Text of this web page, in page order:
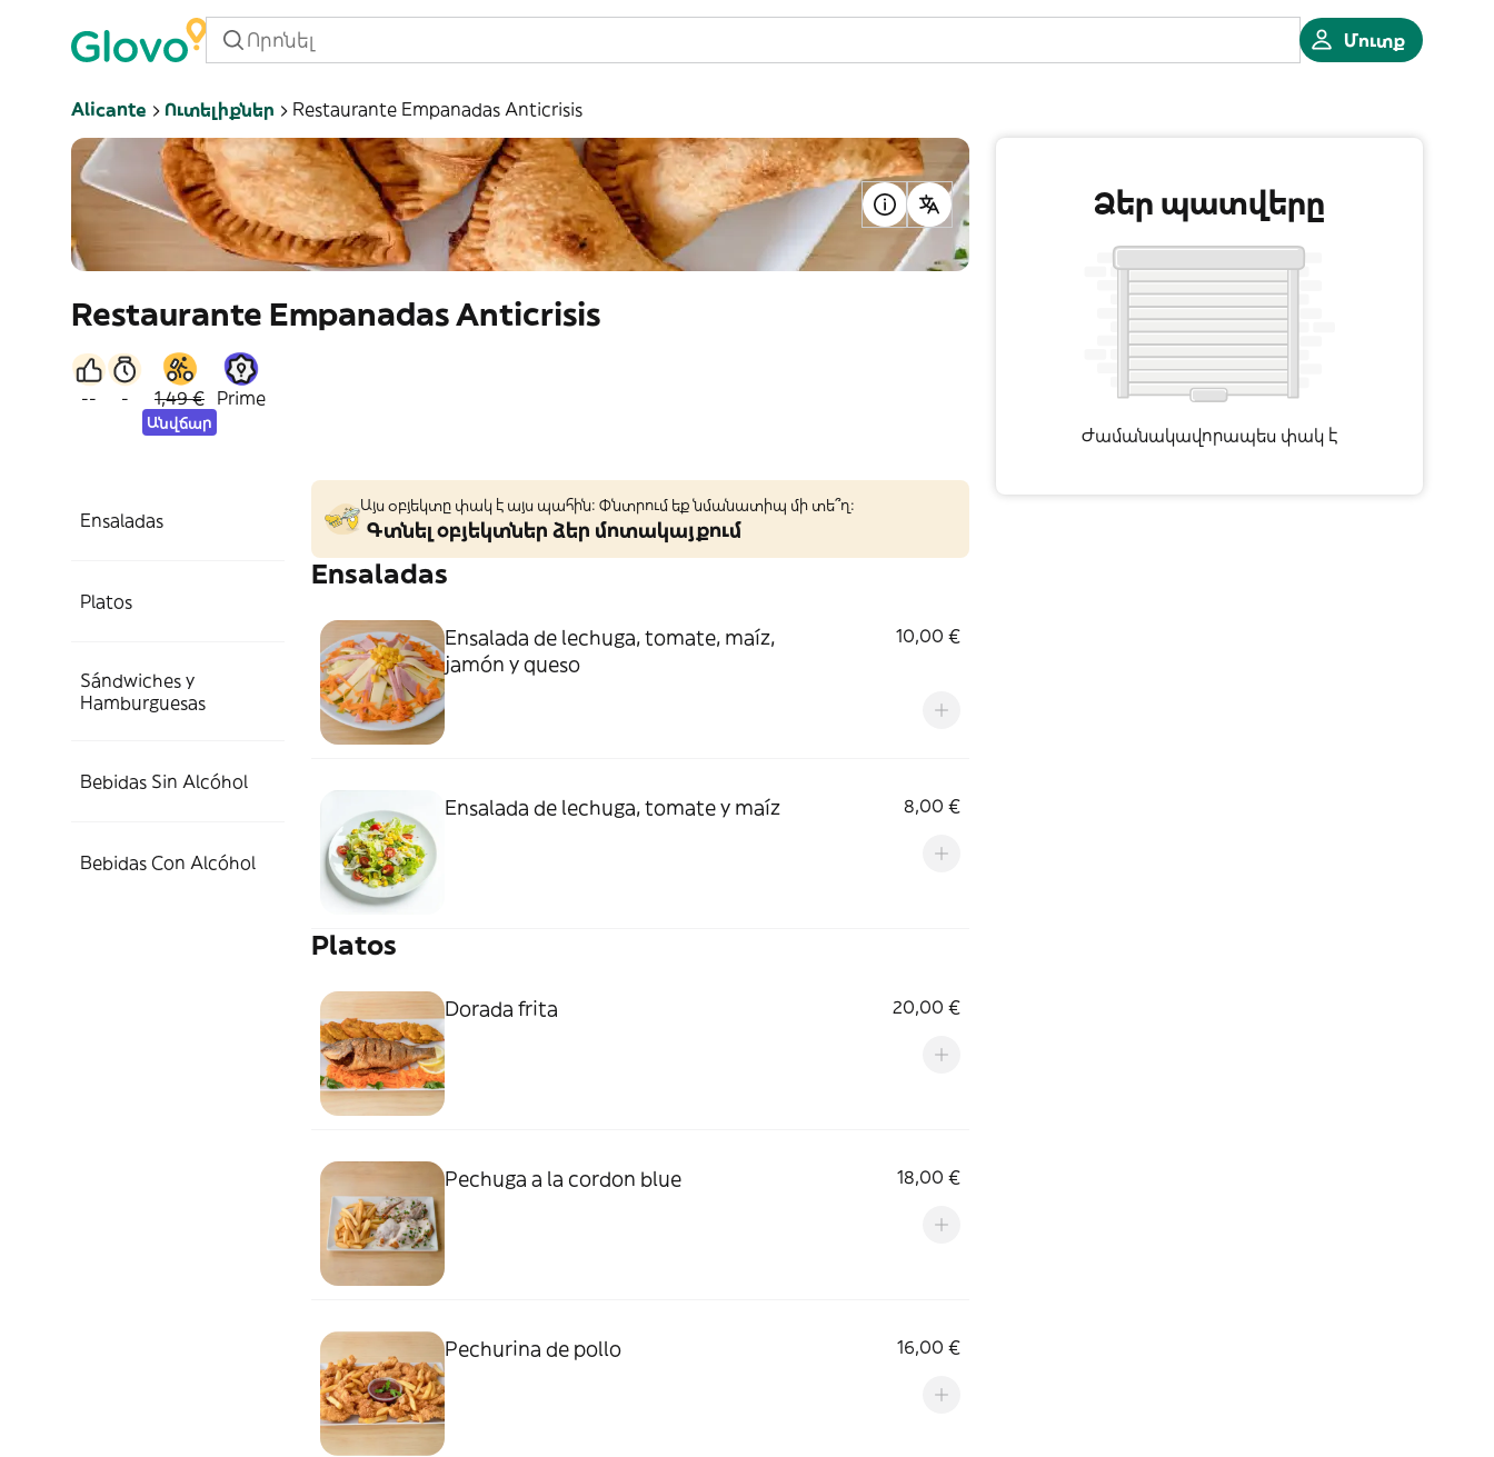
Մուտք
Alicante Ուտելիքներ Restaurante Empanadas Anticrisis
Restaurante Empanadas Anticrisis
-- - 1,49 €
Անվճար
Prime
Ensaladas
Platos
Sándwiches y
Hamburguesas
Bebidas Sin Alcóhol
Bebidas Con Alcóhol
Այս օբյեկտը փակ է այս պահին: Փնտրում եք նմանատիպ մի տե՞ղ։
Գտնել օբյեկտներ ձեր մոտակայքում
Ensaladas
Ensalada de lechuga, tomate, maíz,
jamón y queso
10,00 €
Ensalada de lechuga, tomate y maíz 8,00 €
Platos
Dorada frita 20,00 €
Pechuga a la cordon blue 18,00 €
Pechurina de pollo 16,00 €
Ձեր պատվերը
Ժամանակավորապես փակ է